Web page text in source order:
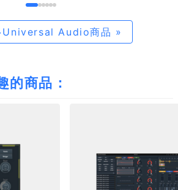
Universal Audio商品 »
的商品：